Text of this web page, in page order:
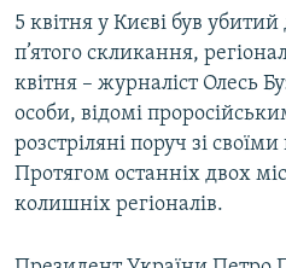
5 квітня у Києві був
п’ятого скликання,
квітня – журналіст Олесь
особи, відомі
розстріляні поруч зі
Протягом останніх двох
колишніх регіоналів.